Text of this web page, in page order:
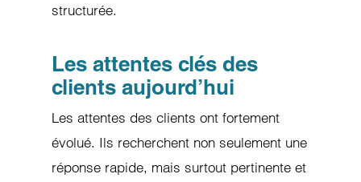
structurée.
Les attentes clés des
clients aujourd’hui
Les attentes des clients ont fortement
évolué. Ils recherchent non seulement une
réponse rapide, mais surtout pertinente et